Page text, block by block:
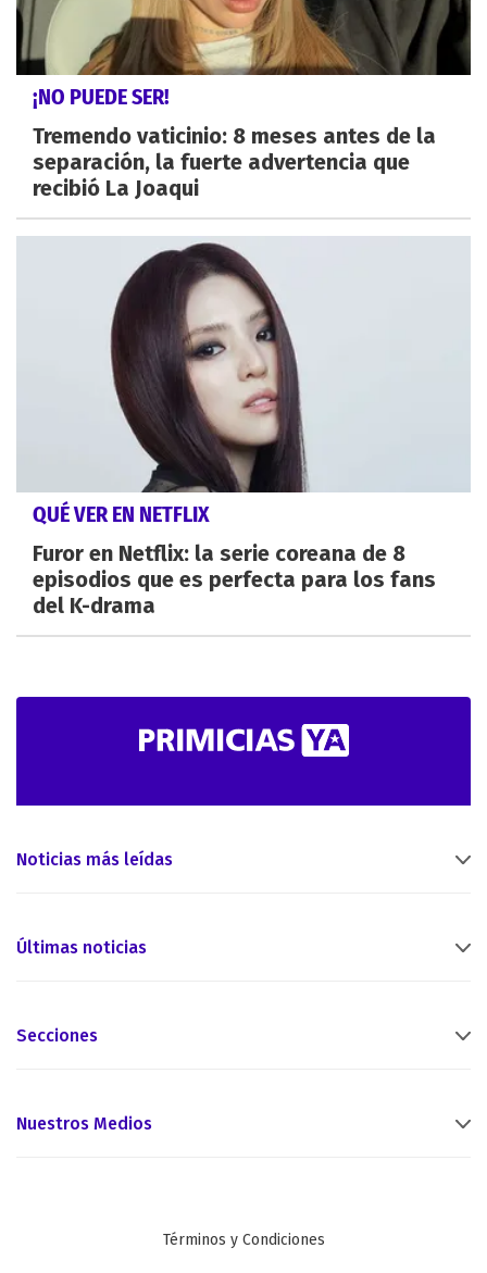
¡NO PUEDE SER!
Tremendo vaticinio: 8 meses antes de la
separación, la fuerte advertencia que
recibió La Joaqui
QUÉ VER EN NETFLIX
Furor en Netflix: la serie coreana de 8
episodios que es perfecta para los fans
del K-drama
Noticias más leídas
Últimas noticias
Secciones
Nuestros Medios
Términos y Condiciones